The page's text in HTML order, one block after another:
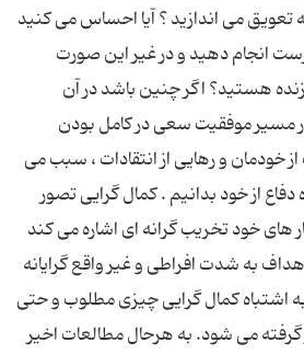
تعویق می اندازید ؟ آیا احساس می كنید
انجام دهید و در غیر این صورت
هستید؟ اگر چنین باشد در آن
مسیر موفقیت سعی در كامل بودن
خودمان و رهایی از انتقادات ، سبب می
دفاع از خود بدانیم . كمال گرایی تصور
های خود تخریب گرانه ای اشاره می كند
به شدت افراطی و غیر واقع گرایانه
اشتباه كمال گرایی چیزی مطلوب و حتی
گرفته می شود. به هرحال مطالعات اخیر